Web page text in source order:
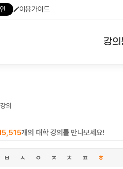
이용가이드
강
의
개의 대학 강의를 만나보세요!
ㅂ ㅅ ㅇ ㅈ ㅊ ㅍ ㅎ